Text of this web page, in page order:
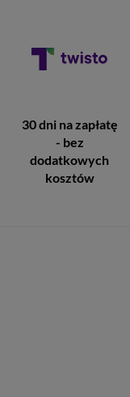
30 dni na zapłatę
- bez
dodatkowych
kosztów